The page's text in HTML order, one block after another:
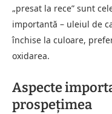
„presat la rece” sunt
importantă – uleiul de
închise la culoare,
oxidarea.
Aspecte
prospețimea